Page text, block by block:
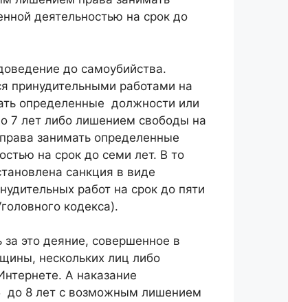
деятельностью на срок до
до самоубийства.
принудительными работами на
определенные должности или
7 лет либо лишением свободы на
занимать определенные
на срок до семи лет. В то
санкция в виде
работ на срок до пяти
кодекса).
это деяние, совершенное в
нескольких лиц либо
А наказание
до 8 лет с возможным лишением